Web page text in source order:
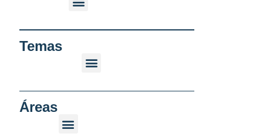
Temas
Áreas